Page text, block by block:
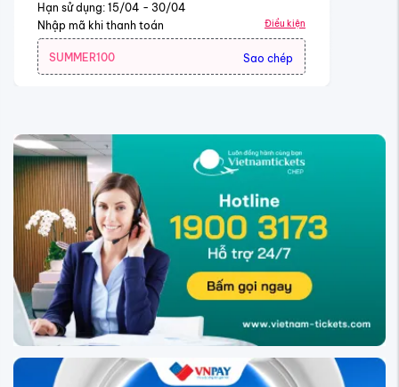
Hạn sử dụng: 15/04 - 30/04
Nhập mã khi thanh toán
Điều kiện
SUMMER100 Sao chép